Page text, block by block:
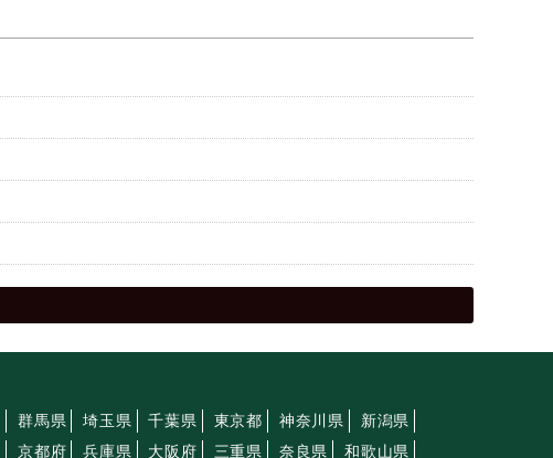
群馬県 埼玉県 千葉県 東京都 神奈川県
新潟県
京都府 兵庫県 大阪府 三重県 奈良県 和歌山県